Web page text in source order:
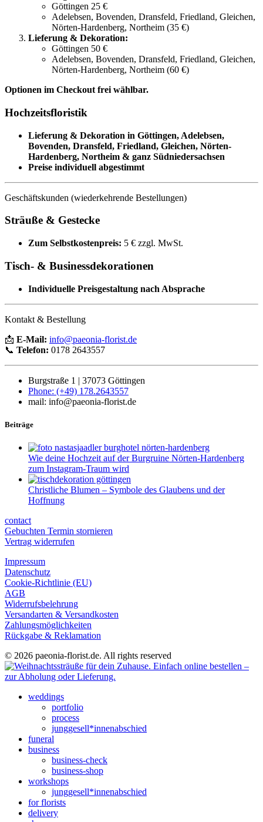
Göttingen 25 €
Adelebsen, Bovenden, Dransfeld, Friedland, Gleichen,
Nörten-Hardenberg, Northeim (35 €)
Lieferung & Dekoration:
Göttingen 50 €
Adelebsen, Bovenden, Dransfeld, Friedland, Gleichen,
Nörten-Hardenberg, Northeim (60 €)
Optionen im Checkout frei wählbar.
Hochzeitsfloristik
Lieferung & Dekoration in Göttingen, Adelebsen,
Bovenden, Dransfeld, Friedland, Gleichen, Nörten-
Hardenberg, Northeim & ganz Südniedersachsen
Preise individuell abgestimmt
Geschäftskunden (wiederkehrende Bestellungen)
Sträuße & Gestecke
Zum Selbstkostenpreis: 5 € zzgl. MwSt.
Tisch- & Businessdekorationen
Individuelle Preisgestaltung nach Absprache
Kontakt & Bestellung
📩 E-Mail: info@paeonia-florist.de
📞 Telefon: 0178 2643557
Burgstraße 1 | 37073 Göttingen
Phone: (+49) 178.2643557
mail: info@paeonia-florist.de
Beiträge
Wie deine Hochzeit auf der Burgruine Nörten-Hardenberg
zum Instagram-Traum wird
Christliche Blumen – Symbole des Glaubens und der
Hoffnung
contact
Gebuchten Termin stornieren
Vertrag widerrufen
Impressum
Datenschutz
Cookie-Richtlinie (EU)
AGB
Widerrufsbelehrung
Versandarten & Versandkosten
Zahlungsmöglichkeiten
Rückgabe & Reklamation
© 2026 paeonia-florist.de. All rights reserved
weddings
portfolio
process
junggesell*innenabschied
funeral
business
business-check
business-shop
workshops
junggesell*innenabschied
for florists
delivery